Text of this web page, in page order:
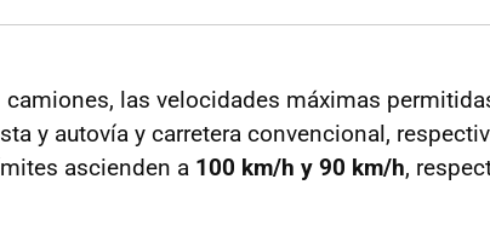
camiones, las velocidades máximas
y autovía y carretera convencional,
ascienden a 100 km/h y 90 km/h,